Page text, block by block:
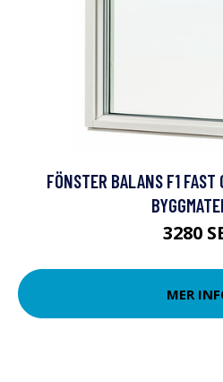
FÖNSTER BALANS F1
3280
MER